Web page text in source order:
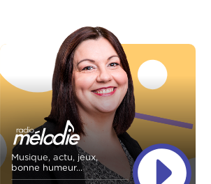
Musique, actu, jeux,
bonne humeur...